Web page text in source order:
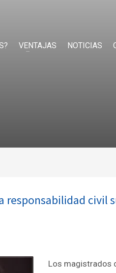
VENTAJAS NOTICIAS
responsabilidad civil
Los magistrados